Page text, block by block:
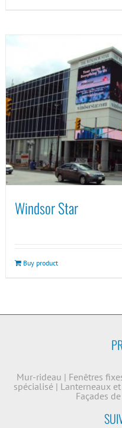
Windsor Star
Buy product
Mur-rideau | Fenêtres
spécialisé | Lanterneaux
Façades